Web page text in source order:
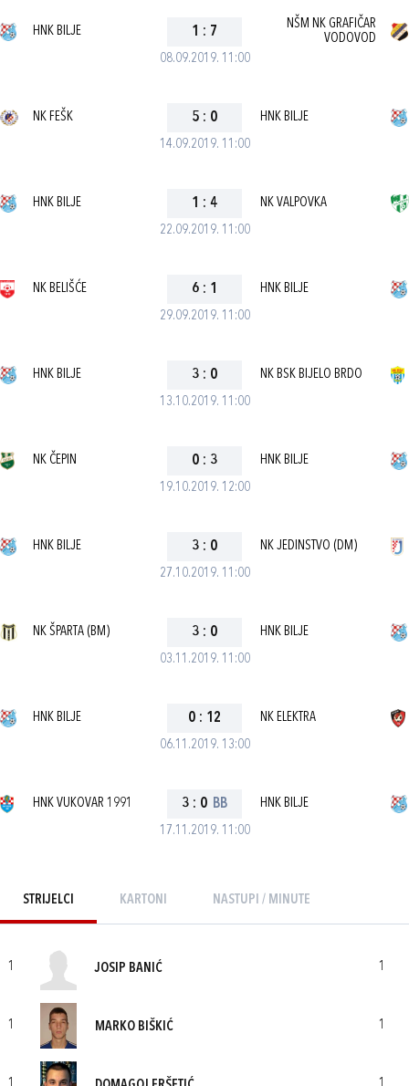
08.09.2019. 11:00
HNK BILJE 1 : 7
NŠM NK GRAFIČAR
VODOVOD
14.09.2019. 11:00
NK FEŠK 5 : 0 HNK BILJE
22.09.2019. 11:00
HNK BILJE 1 : 4 NK VALPOVKA
29.09.2019. 11:00
NK BELIŠĆE 6 : 1 HNK BILJE
13.10.2019. 11:00
HNK BILJE 3 : 0 NK BSK BIJELO BRDO
19.10.2019. 12:00
NK ČEPIN 0 : 3 HNK BILJE
27.10.2019. 11:00
HNK BILJE 3 : 0 NK JEDINSTVO (DM)
03.11.2019. 11:00
NK ŠPARTA (BM) 3 : 0 HNK BILJE
06.11.2019. 13:00
HNK BILJE 0 : 12 NK ELEKTRA
17.11.2019. 11:00
HNK VUKOVAR 1991 3 : 0 BB HNK BILJE
STRIJELCI KARTONI NASTUPI / MINUTE
1 JOSIP BANIĆ 1
1 MARKO BIŠKIĆ 1